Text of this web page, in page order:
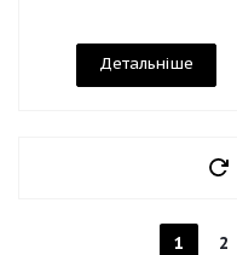
Детальніше
1 2